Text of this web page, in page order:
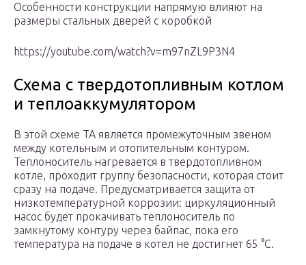
Особенности конструкции напрямую влияют на
размеры стальных дверей с коробкой
https://youtube.com/watch?v=m97nZL9P3N4
Схема с твердотопливным котлом
и теплоаккумулятором
В этой схеме ТА является промежуточным звеном
между котельным и отопительным контуром.
Теплоноситель нагревается в твердотопливном
котле, проходит группу безопасности, которая стоит
сразу на подаче. Предусматривается защита от
низкотемпературной коррозии: циркуляционный
насос будет прокачивать теплоноситель по
замкнутому контуру через байпас, пока его
температура на подаче в котел не достигнет 65 °C.